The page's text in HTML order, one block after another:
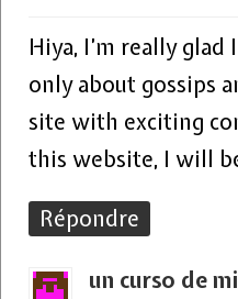
Hiya, I’m really
only about gossips
site with exciting
this website, I will
Répondre
un curso de